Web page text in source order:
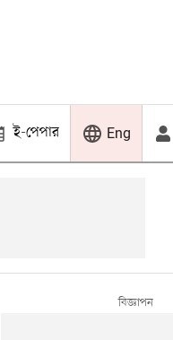
ই-পেপার Eng